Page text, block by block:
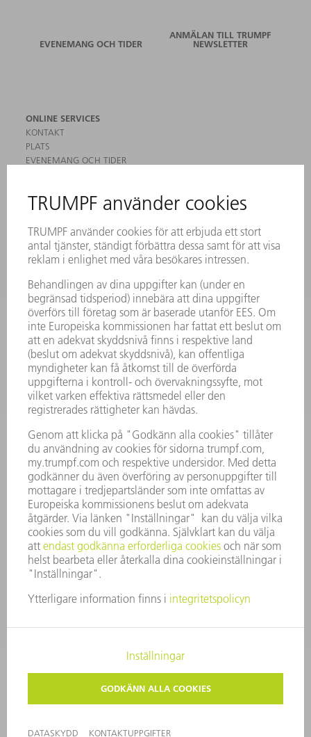
EVENEMANG OCH TIDER
ANMÄLAN TILL TRUMPF
NEWSLETTER
ONLINE SERVICES
KONTAKT
PLATS
EVENEMANG OCH TIDER
SÄKERHETSDATABLAD
MASKINER & SYSTEM
LASER
KRAFTELEKTRONIK
SMART FACTORY
MJUKVARA
SERVICES
TILLÄMPNINGAR
BRANSCHER
FÖRETAG
KARRIÄR
LEDIGA TJÄNSTER
FÖRETAGSPROFIL
STYRELSE
FÖRETAGSPRINCIPER
ÖVERENSSTÄMMELSE
RÅDGIVARSYSTEM
SECURITY
PRESSMEDDELANDEN
MAGASIN
HÅLLBARHET
MILJÖ & KLIMAT
SOCIALT & SAMHÄLLE
FÖRETAGSMANAGEMENT
KONTAKTUPPGIFTER DATASKYDD
COPYRIGHT
PRIVATA INSTÄLLNINGAR